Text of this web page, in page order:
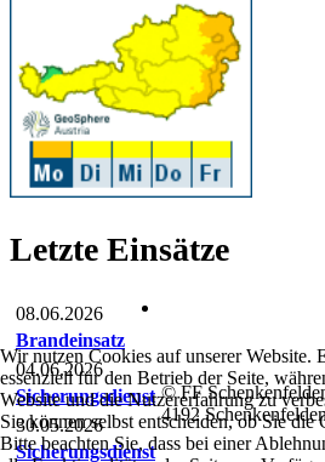
Letzte Einsätze
08.06.2026
Brandeinsatz
04.06.2026
Sicherungsdienst
30.05.2026
Sicherungsdienst
© FF
4192
Wir nutzen Cookies auf unserer Website.
essenziell für den Betrieb der Seite,
Website und die Nutzererfahrung zu
Sie können selbst entscheiden, ob Sie die
Bitte beachten Sie, dass bei einer